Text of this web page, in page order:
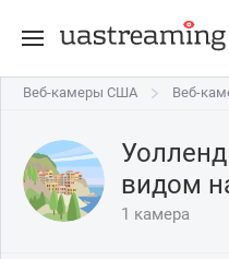
Веб-камеры США Веб-
Веб-камеры США Веб-
видом
1 камера